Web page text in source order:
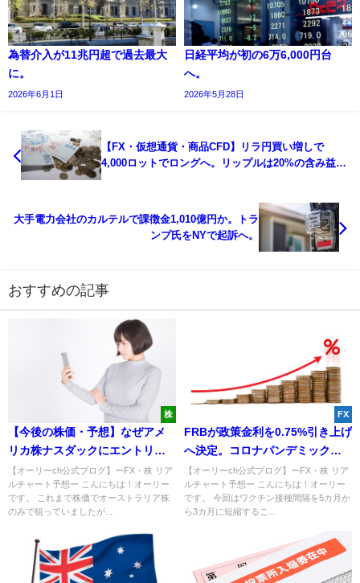
為替介入が11兆円超で過去最大
に。
2026年6月1日
日経平均が初の6万6,000円台
へ。
2026年5月28日
【FX・仮想通貨・商品CFD】リラ円買い増しで
4,000ロットでロングへ。リップルは20%の含み益を
大手電力会社のカルテルで課徴金1,010億円か。トラ
ンプ氏をNYで起訴へ。
おすすめの記事
株
【今後の株価・予想】なぜアメ
リカ株ナスダックにエントリ
ー？トレンドラインと大衆心理
から解説！
【オーリーch公式ブログ】ーFX・株 リア
ルチャート予想ー こんにちは！オーリー
です。 これまで株価でオーストラリア株
のみで狙っていましたが...
FX
FRBが政策金利を0.75%引き上げ
へ決定。コロナパンデミック終
了宣言の予定はなしか。
【オーリーch公式ブログ】ーFX・株 リア
ルチャート予想ー こんにちは！オーリー
です。 今回はワクチン接種間隔を5カ月か
ら3カ月に短縮するこ...